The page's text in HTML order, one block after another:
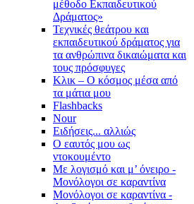
μέθοδο Εκπαιδευτικού
Δράματος»
Τεχνικές θεάτρου και
εκπαιδευτικού δράματος για
τα ανθρώπινα δικαιώματα και
τους πρόσφυγες
Κλικ – Ο κόσμος μέσα από
τα μάτια μου
Flashbacks
Nour
Ειδήσεις... αλλιώς
Ο εαυτός μου ως
ντοκουμέντο
Με λογισμό και μ’ όνειρο -
Μονόλογοι σε καραντίνα
Μονόλογοι σε καραντίνα -